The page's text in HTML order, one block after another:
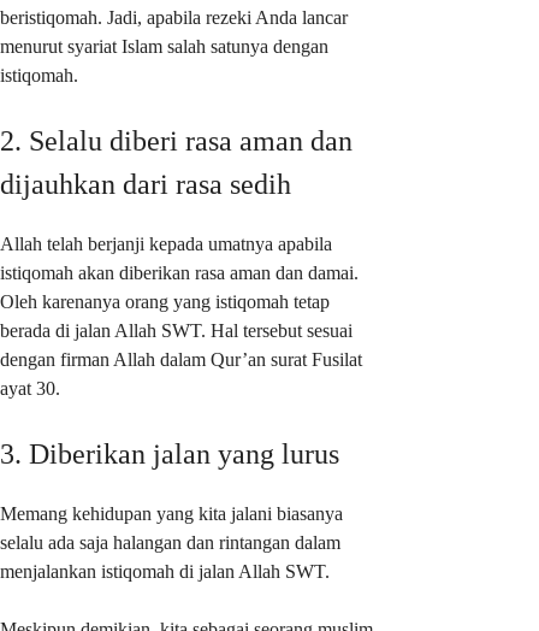
beristiqomah. Jadi, apabila rezeki Anda lancar
menurut syariat Islam salah satunya dengan
istiqomah.
2. Selalu diberi rasa aman dan
dijauhkan dari rasa sedih
Allah telah berjanji kepada umatnya apabila
istiqomah akan diberikan rasa aman dan damai.
Oleh karenanya orang yang istiqomah tetap
berada di jalan Allah SWT. Hal tersebut sesuai
dengan firman Allah dalam Qur’an surat Fusilat
ayat 30.
3. Diberikan jalan yang lurus
Memang kehidupan yang kita jalani biasanya
selalu ada saja halangan dan rintangan dalam
menjalankan istiqomah di jalan Allah SWT.